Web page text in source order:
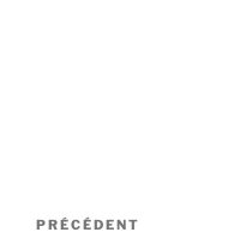
Navigation
Article
PRÉCÉDENT